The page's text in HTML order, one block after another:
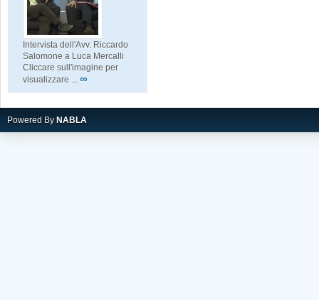
Intervista dell'Avv. Riccardo
Salomone a Luca Mercalli
Cliccare sull'imagine per
visualizzare ... ∞
Powered By NABLA